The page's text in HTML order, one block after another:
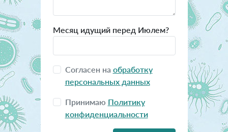
Месяц идущий перед Июлем?
Согласен на обработку
персональных данных
Принимаю Политику
конфиденциальности